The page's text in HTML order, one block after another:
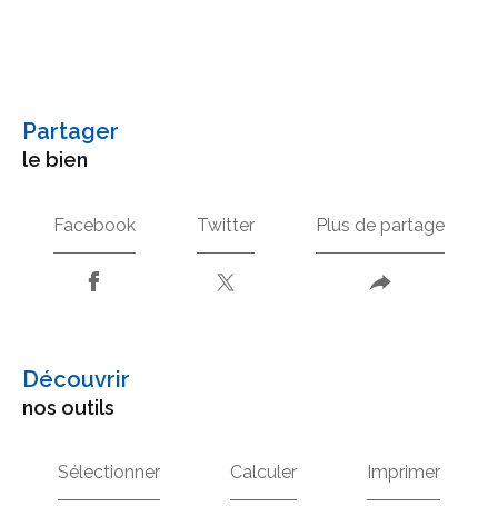
partager
le bien
Facebook Twitter Plus de partage
découvrir
nos outils
Sélectionner Calculer Imprimer